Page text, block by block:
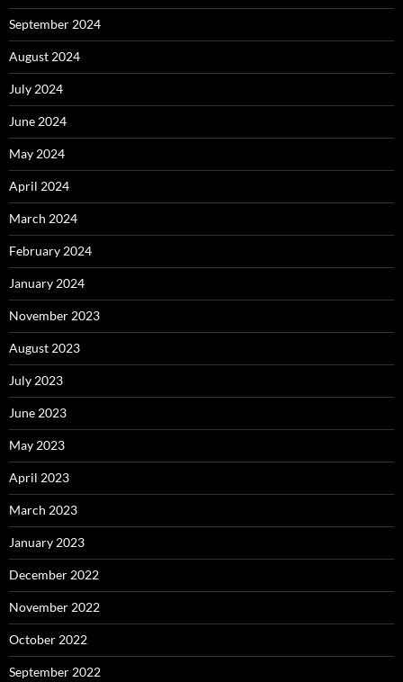
September 2024
August 2024
July 2024
June 2024
May 2024
April 2024
March 2024
February 2024
January 2024
November 2023
August 2023
July 2023
June 2023
May 2023
April 2023
March 2023
January 2023
December 2022
November 2022
October 2022
September 2022